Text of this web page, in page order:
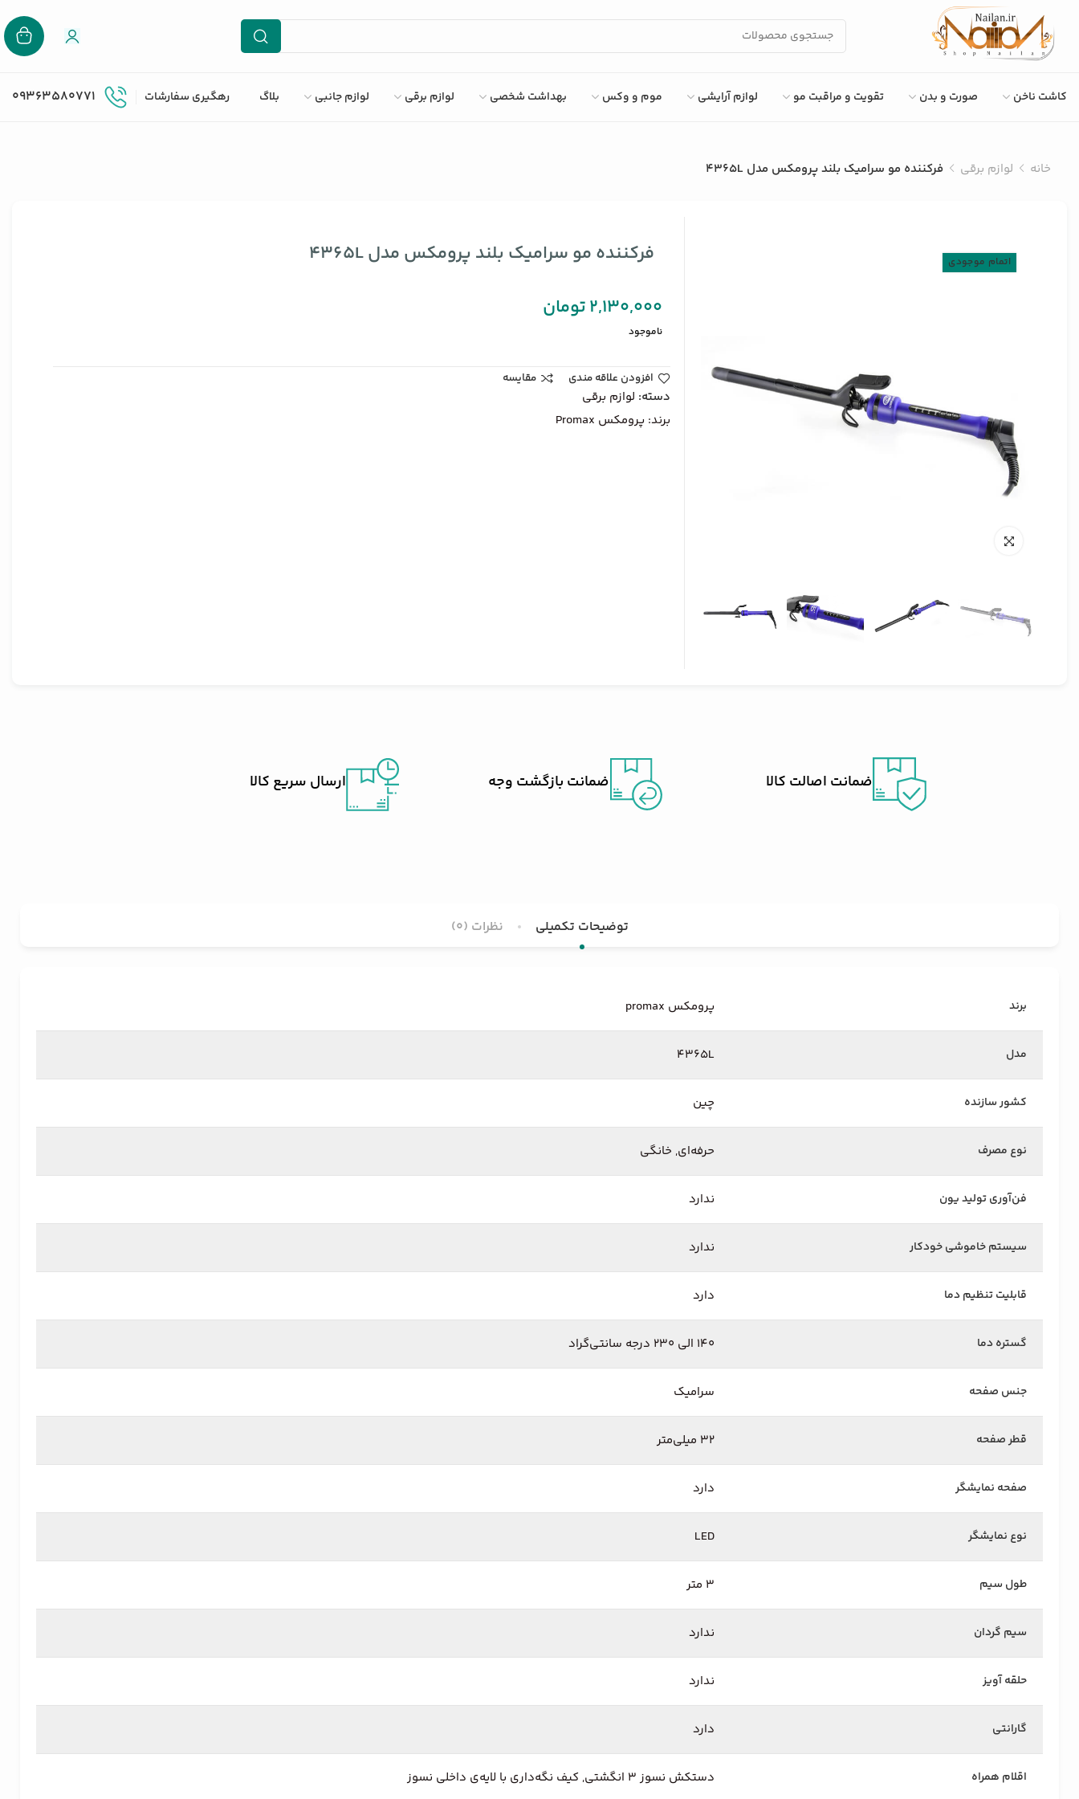
کاشت ناخن صورت و بدن تقویت و مراقبت مو لوازم آرایشی موم و وکس بهداشت شخصی لوازم برقی لوازم جانبی بلاگ رهگیری سفارشات 09363580771
خانه لوازم برقی فرکننده مو سرامیک بلند پرومکس مدل 4365L
اتمام موجودی
فرکننده مو سرامیک بلند پرومکس مدل 4365L
2,130,000تومان
ناموجود
افزودن علاقه مندی مقایسه
دسته: لوازم برقی
برند: پرومکس Promax
ضمانت اصالت کالا ضمانت بازگشت وجه ارسال سریع کالا
توضیحات تکمیلی نظرات (0)
برند پرومکس promax
مدل 4365L
کشور سازنده چین
نوع مصرف حرفه‌ای, خانگی
فن‌آوری تولید یون ندارد
سیستم خاموشی خودکار ندارد
قابلیت تنظیم دما دارد
گستره دما 140 الی 230 درجه سانتی‌گراد
جنس صفحه سرامیک
قطر صفحه 32 میلی‌متر
صفحه نمایشگر دارد
نوع نمایشگر LED
طول سیم 3 متر
سیم گردان ندارد
حلقه آویز ندارد
گارانتی دارد
اقلام همراه دستکش نسوز ۳ انگشتی, کیف نگه‌داری با لایه‌ی داخلی نسوز